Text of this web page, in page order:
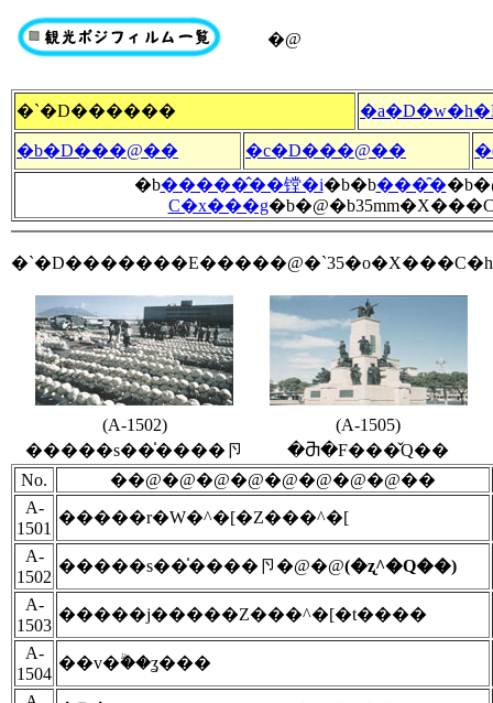
�@
�`�D������
�b�D���@�� �c�D���@��
�b�����̂��镗�i�b�b���̑�
C�x���g
(A-1502)
(A-1505)
�����s��̍����卪
�Ⴋ�F���̌Q��
No.
��@�@�@�@�@�@�@�@��
A-
1501
�����r�W�^�[�Z���^�[
A-
1502
�����s��̍����卪�@�@(�ʐ^�Q��)
A-
1503
�����j�����Z���^�[�t����
A-
1504
��v�ۗ��ʓ���